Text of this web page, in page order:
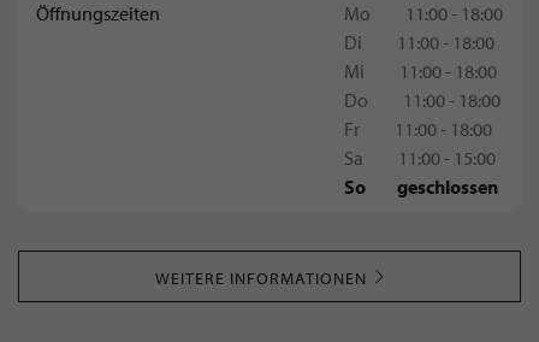
Öffnungszeiten Mo
11:00 - 18:00
Di
11:00 - 18:00
Mi
11:00 - 18:00
Do
11:00 - 18:00
Fr
11:00 - 18:00
Sa
11:00 - 15:00
So
geschlossen
WEITERE INFORMATIONEN